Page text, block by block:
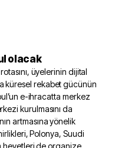
olacak
üyelerinin dijital
küresel rekabet gücünün
e-ihracatta merkez
kurulmasını da
artmasına yönelik
Polonya, Suudi
heyetleri de organize